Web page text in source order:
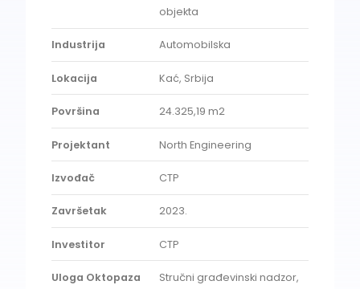
objekta
Industrija Automobilska
Lokacija Kać, Srbija
Površina 24.325,19 m2
Projektant North Engineering
Izvođač CTP
Završetak 2023.
Investitor CTP
Uloga Oktopaza
Stručni građevinski nadzor,